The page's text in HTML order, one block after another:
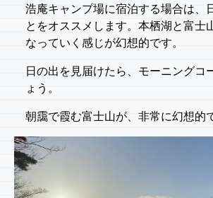
浩庵キャンプ場に宿泊する場合は、
とをオススメします。本栖湖と富士
なっていく感じが幻想的です。
日の出を見届けたら、モーニングコ
ょう。
朝靄で霞む富士山が、非常に幻想的